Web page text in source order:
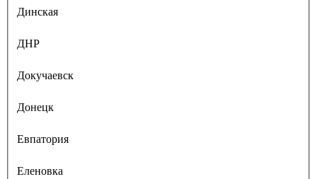
Динская
ДНР
Докучаевск
Донецк
Евпатория
Еленовка